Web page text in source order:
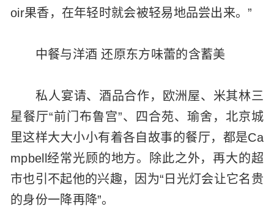
oir果香，在年轻时就会被轻易地品尝出来。”
中餐与洋酒 还原东方味蕾的含蓄美
私人宴请、酒品合作，欧洲屋、米其林三
星餐厅“前门布鲁宫”、四合苑、瑜舍，北京城
里这样大大小小有着各自故事的餐厅，都是Ca
mpbell经常光顾的地方。除此之外，再大的超
市也引不起他的兴趣，因为“日光灯会让它名贵
的身份一降再降”。